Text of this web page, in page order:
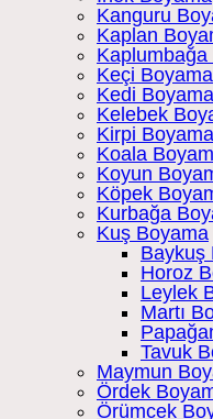
Kanguru
Kaplan
Keçi Boyama
Kedi Boyama
Kelebek
Kirpi Boyama
Koala
Koyun
Köpek
Kurbağa
Kuş Boyama
Baykuş
Horoz
Leylek
Martı
Tavuk
Maymun
Ördek
Örümcek